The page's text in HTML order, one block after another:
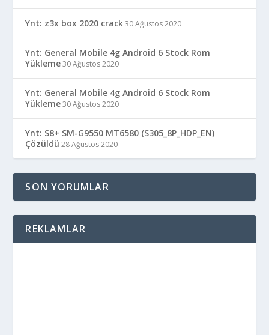
Ynt: z3x box 2020 crack 30 Ağustos 2020
Ynt: General Mobile 4g Android 6 Stock Rom
Yükleme 30 Ağustos 2020
Ynt: General Mobile 4g Android 6 Stock Rom
Yükleme 30 Ağustos 2020
Ynt: S8+ SM-G9550 MT6580 (S305_8P_HDP_EN)
Çözüldü 28 Ağustos 2020
SON YORUMLAR
REKLAMLAR